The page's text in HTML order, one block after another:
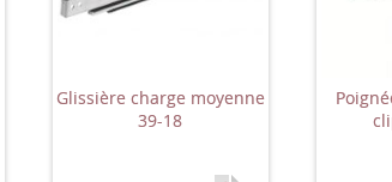
Glissière charge moyenne
39-18